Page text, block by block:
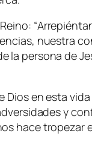
“
nuestra
persona de
Dios en esta
y
hace tropezar